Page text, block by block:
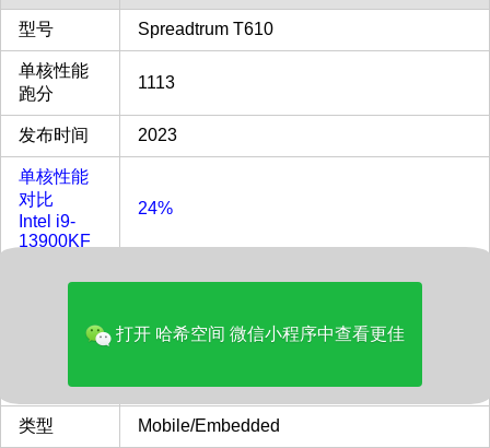
型号 Spreadtrum T610
单核性能
跑分
1113
发布时间 2023
单核性能
对比
Intel i9-
13900KF
24%
多核性能
13900KF
多核评分 2747
类型 Mobile/Embedded
打开 哈希空间 微信小程序中查看更佳